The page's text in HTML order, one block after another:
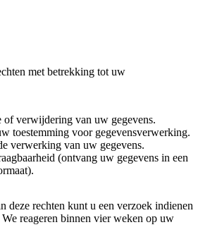
met betrekking tot uw
of verwijdering van uw gegevens.
toestemming voor gegevensverwerking.
verwerking van uw gegevens.
(ontvang uw gegevens in een
deze rechten kunt u een verzoek indienen
reageren binnen vier weken op uw